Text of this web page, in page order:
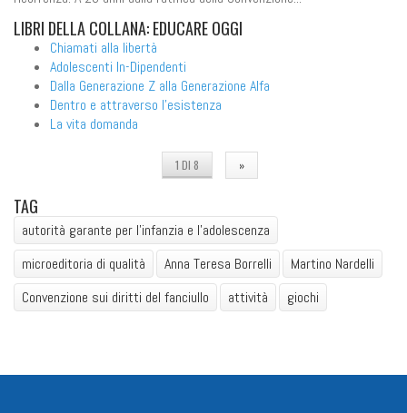
LIBRI DELLA COLLANA: EDUCARE OGGI
Chiamati alla libertà
Adolescenti In-Dipendenti
Dalla Generazione Z alla Generazione Alfa
Dentro e attraverso l'esistenza
La vita domanda
1 DI 8 »
TAG
autorità garante per l'infanzia e l'adolescenza
microeditoria di qualità
Anna Teresa Borrelli
Martino Nardelli
Convenzione sui diritti del fanciullo
attività giochi